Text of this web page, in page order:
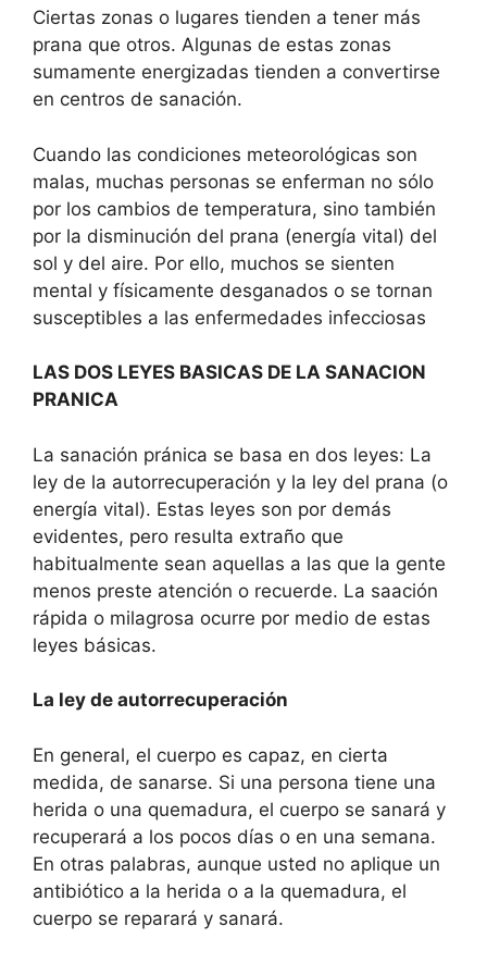
Ciertas zonas o lugares tienden a tener más
prana que otros. Algunas de estas zonas
sumamente energizadas tienden a convertirse
en centros de sanación.
Cuando las condiciones meteorológicas son
malas, muchas personas se enferman no sólo
por los cambios de temperatura, sino también
por la disminución del prana (energía vital) del
sol y del aire. Por ello, muchos se sienten
mental y físicamente desganados o se tornan
susceptibles a las enfermedades infecciosas
LAS DOS LEYES BASICAS DE LA SANACION
PRANICA
La sanación pránica se basa en dos leyes: La
ley de la autorrecuperación y la ley del prana (o
energía vital). Estas leyes son por demás
evidentes, pero resulta extraño que
habitualmente sean aquellas a las que la gente
menos preste atención o recuerde. La saación
rápida o milagrosa ocurre por medio de estas
leyes básicas.
La ley de autorrecuperación
En general, el cuerpo es capaz, en cierta
medida, de sanarse. Si una persona tiene una
herida o una quemadura, el cuerpo se sanará y
recuperará a los pocos días o en una semana.
En otras palabras, aunque usted no aplique un
antibiótico a la herida o a la quemadura, el
cuerpo se reparará y sanará.